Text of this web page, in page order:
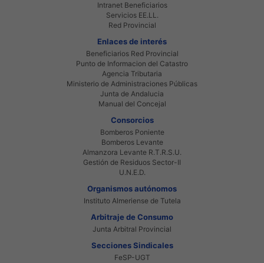
Intranet Beneficiarios
Servicios EE.LL.
Red Provincial
Enlaces de interés
Beneficiarios Red Provincial
Punto de Informacion del Catastro
Agencia Tributaria
Ministerio de Administraciones Públicas
Junta de Andalucia
Manual del Concejal
Consorcios
Bomberos Poniente
Bomberos Levante
Almanzora Levante R.T.R.S.U.
Gestión de Residuos Sector-II
U.N.E.D.
Organismos autónomos
Instituto Almeriense de Tutela
Arbitraje de Consumo
Junta Arbitral Provincial
Secciones Sindicales
FeSP-UGT